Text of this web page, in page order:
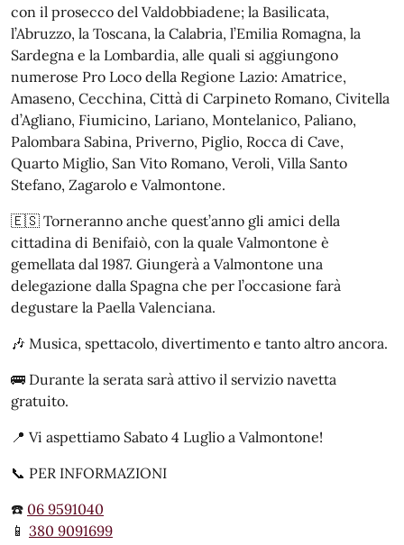
con il prosecco del Valdobbiadene; la Basilicata,
l’Abruzzo, la Toscana, la Calabria, l’Emilia Romagna, la
Sardegna e la Lombardia, alle quali si aggiungono
numerose Pro Loco della Regione Lazio: Amatrice,
Amaseno, Cecchina, Città di Carpineto Romano, Civitella
d’Agliano, Fiumicino, Lariano, Montelanico, Paliano,
Palombara Sabina, Priverno, Piglio, Rocca di Cave,
Quarto Miglio, San Vito Romano, Veroli, Villa Santo
Stefano, Zagarolo e Valmontone.
🇪🇸 Torneranno anche quest’anno gli amici della
cittadina di Benifaiò, con la quale Valmontone è
gemellata dal 1987. Giungerà a Valmontone una
delegazione dalla Spagna che per l’occasione farà
degustare la Paella Valenciana.
🎶 Musica, spettacolo, divertimento e tanto altro ancora.
🚌 Durante la serata sarà attivo il servizio navetta
gratuito.
📍 Vi aspettiamo Sabato 4 Luglio a Valmontone!
📞 PER INFORMAZIONI
☎️ 06 9591040
📱 380 9091699